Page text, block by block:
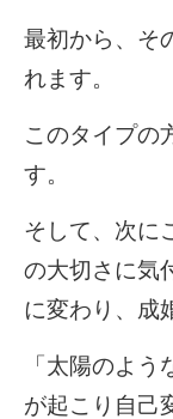
最初から、そ
れます。
このタイプの
す。
そして、次に
の大切さに気
に変わり、成
「太陽のよう
が起こり自己